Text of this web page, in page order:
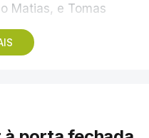
Matias, e Tomas
Loulé, nas segunda e
na Serra da
que pode criar